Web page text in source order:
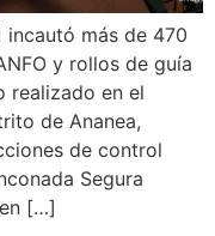
incautó más de 470
y rollos de guía
realizado en el
de Ananea,
de control
Segura
[…]